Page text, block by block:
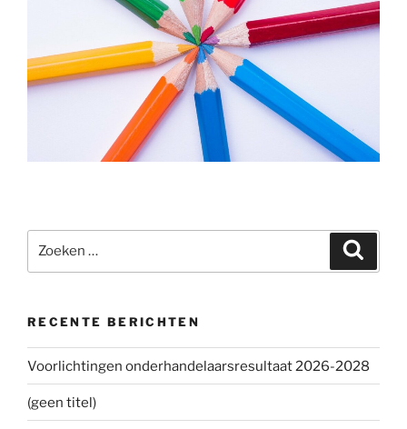
Zoeken
RECENTE BERICHTEN
Voorlichtingen onderhandelaarsresultaat 2026-2028
(geen titel)